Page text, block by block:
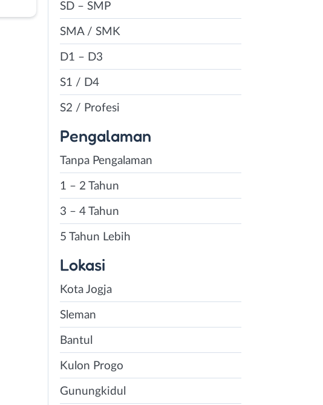
SD – SMP
SMA / SMK
D1 – D3
S1 / D4
S2 / Profesi
Pengalaman
Tanpa Pengalaman
1 – 2 Tahun
3 – 4 Tahun
5 Tahun Lebih
Lokasi
Kota Jogja
Sleman
Bantul
Kulon Progo
Gunungkidul